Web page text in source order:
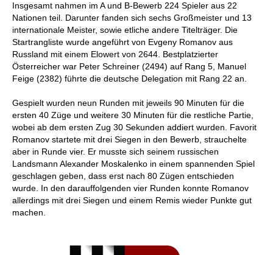
Insgesamt nahmen im A und B-Bewerb 224 Spieler aus 22
Nationen teil. Darunter fanden sich sechs Großmeister und 13
internationale Meister, sowie etliche andere Titelträger. Die
Startrangliste wurde angeführt von Evgeny Romanov aus
Russland mit einem Elowert von 2644. Bestplatzierter
Österreicher war Peter Schreiner (2494) auf Rang 5, Manuel
Feige (2382) führte die deutsche Delegation mit Rang 22 an.
Gespielt wurden neun Runden mit jeweils 90 Minuten für die
ersten 40 Züge und weitere 30 Minuten für die restliche Partie,
wobei ab dem ersten Zug 30 Sekunden addiert wurden. Favorit
Romanov startete mit drei Siegen in den Bewerb, strauchelte
aber in Runde vier. Er musste sich seinem russischen
Landsmann Alexander Moskalenko in einem spannenden Spiel
geschlagen geben, dass erst nach 80 Zügen entschieden
wurde. In den darauffolgenden vier Runden konnte Romanov
allerdings mit drei Siegen und einem Remis wieder Punkte gut
machen.